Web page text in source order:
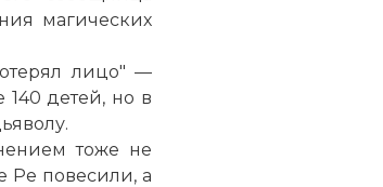
магических
лицо" —
детей, но в
тоже не
Ре повесили, а